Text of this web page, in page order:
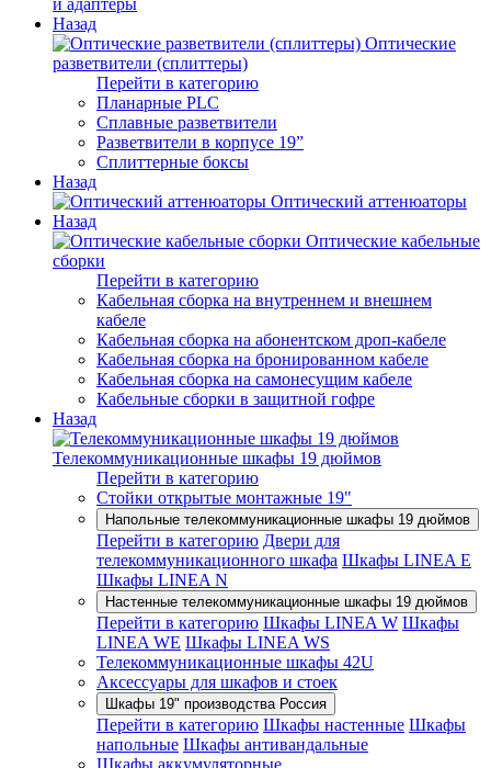
Назад
Оптические
разветвители (сплиттеры)
Перейти в категорию
Планарные PLC
Сплавные разветвители
Разветвители в корпусе 19”
Сплиттерные боксы
Назад
Оптический аттенюаторы
Назад
Оптические кабельные
сборки
Перейти в категорию
Кабельная сборка на внутреннем и внешнем
кабеле
Кабельная сборка на абонентском дроп-кабеле
Кабельная сборка на бронированном кабеле
Кабельная сборка на самонесущим кабеле
Кабельные сборки в защитной гофре
Назад
Телекоммуникационные шкафы 19 дюймов
Перейти в категорию
Стойки открытые монтажные 19"
Напольные телекоммуникационные шкафы 19 дюймов
Перейти в категорию Двери для
телекоммуникационного шкафа Шкафы LINEA E
Шкафы LINEA N
Настенные телекоммуникационные шкафы 19 дюймов
Перейти в категорию Шкафы LINEA W Шкафы
LINEA WE Шкафы LINEA WS
Телекоммуникационные шкафы 42U
Аксессуары для шкафов и стоек
Шкафы 19" производства Россия
Перейти в категорию Шкафы настенные Шкафы
напольные Шкафы антивандальные
Шкафы аккумуляторные